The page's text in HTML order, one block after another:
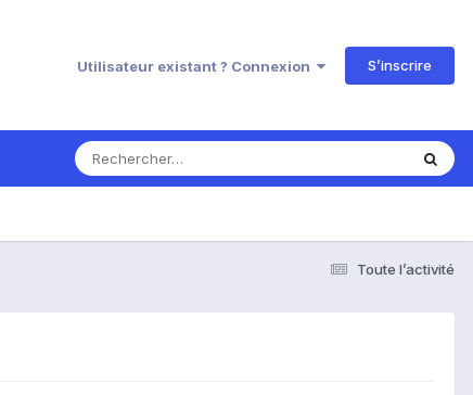
Utilisateur existant ? Connexion S’inscrire
Toute l’activité